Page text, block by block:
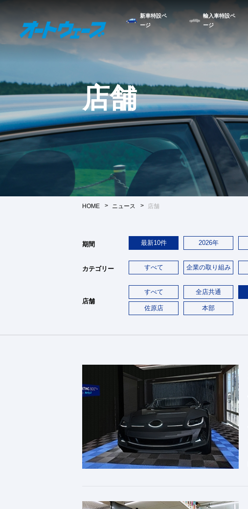
新車特設ペ
ージ
輸入車特設ペ
ージ
店舗
HOME ニュース 店舗
期間 最新10件 2026年
カテゴリー すべて 企業の取り組み
店舗
すべて 全店共通
佐原店 本部